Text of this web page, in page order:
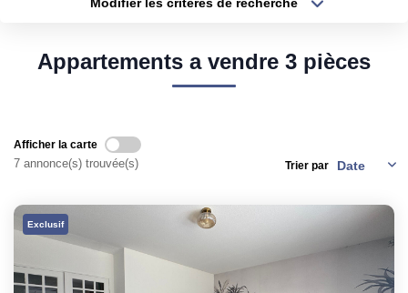
Nos Avis Clients
Nous Rejoindre
Syndic
Transaction
Type de bien
Appartements a vendre 3 pièces
Afficher la carte
7 annonce(s) trouvée(s) Trier par
Exclusif